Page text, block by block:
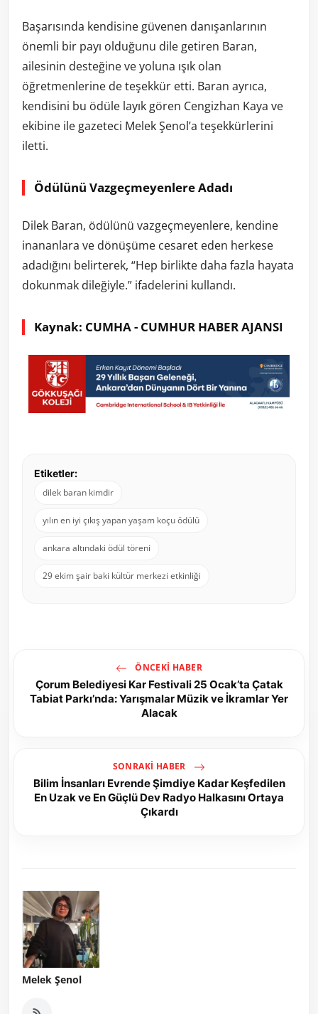
Başarısında kendisine güvenen danışanlarının
önemli bir payı olduğunu dile getiren Baran,
ailesinin desteğine ve yoluna ışık olan
öğretmenlerine de teşekkür etti. Baran ayrıca,
kendisini bu ödüle layık gören Cengizhan Kaya ve
ekibine ile gazeteci Melek Şenol’a teşekkürlerini
iletti.
Ödülünü Vazgeçmeyenlere Adadı
Dilek Baran, ödülünü vazgeçmeyenlere, kendine
inananlara ve dönüşüme cesaret eden herkese
adadığını belirterek, “Hep birlikte daha fazla hayata
dokunmak dileğiyle.” ifadelerini kullandı.
Kaynak: CUMHA - CUMHUR HABER AJANSI
Etiketler:
dilek baran kimdir
yılın en iyi çıkış yapan yaşam koçu ödülü
ankara altındaki ödül töreni
29 ekim şair baki kültür merkezi etkinliği
ÖNCEKI HABER
Çorum Belediyesi Kar Festivali 25 Ocak’ta Çatak
Tabiat Parkı’nda: Yarışmalar Müzik ve İkramlar Yer
Alacak
SONRAKI HABER
Bilim İnsanları Evrende Şimdiye Kadar Keşfedilen
En Uzak ve En Güçlü Dev Radyo Halkasını Ortaya
Çıkardı
Melek Şenol